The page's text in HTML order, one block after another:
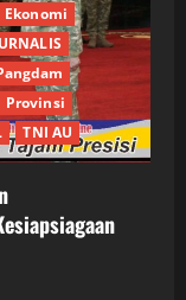
Ekonomi
Provinsi
TNI AU